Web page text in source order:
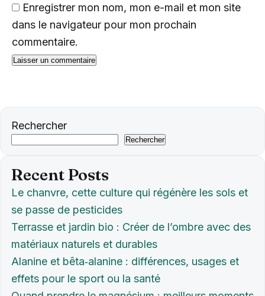
Enregistrer mon nom, mon e-mail et mon site
dans le navigateur pour mon prochain
commentaire.
Rechercher
Rechercher
Recent Posts
Le chanvre, cette culture qui régénère les sols et
se passe de pesticides
Terrasse et jardin bio : Créer de l’ombre avec des
matériaux naturels et durables
Alanine et bêta‑alanine : différences, usages et
effets pour le sport ou la santé